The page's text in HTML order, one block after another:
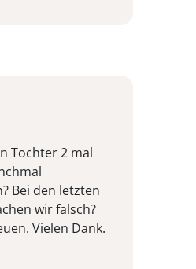
Tochter 2 mal
Bei den letzten
wir falsch?
Vielen Dank.